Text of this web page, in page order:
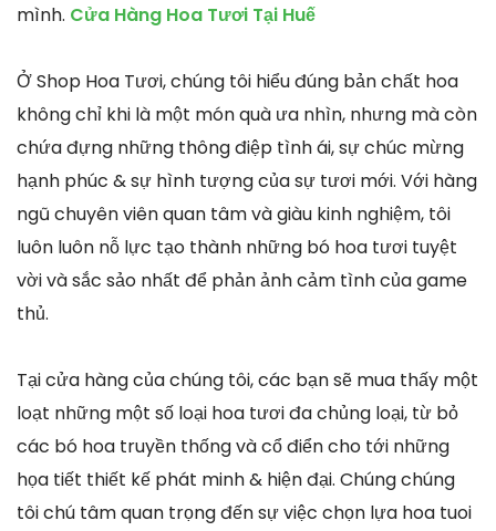
mình. Cửa Hàng Hoa Tươi Tại Huế
Ở Shop Hoa Tươi, chúng tôi hiểu đúng bản chất hoa
không chỉ khi là một món quà ưa nhìn, nhưng mà còn
chứa đựng những thông điệp tình ái, sự chúc mừng
hạnh phúc & sự hình tượng của sự tươi mới. Với hàng
ngũ chuyên viên quan tâm và giàu kinh nghiệm, tôi
luôn luôn nỗ lực tạo thành những bó hoa tươi tuyệt
vời và sắc sảo nhất để phản ảnh cảm tình của game
thủ.
Tại cửa hàng của chúng tôi, các bạn sẽ mua thấy một
loạt những một số loại hoa tươi đa chủng loại, từ bỏ
các bó hoa truyền thống và cổ điển cho tới những
họa tiết thiết kế phát minh & hiện đại. Chúng chúng
tôi chú tâm quan trọng đến sự việc chọn lựa hoa tuoi